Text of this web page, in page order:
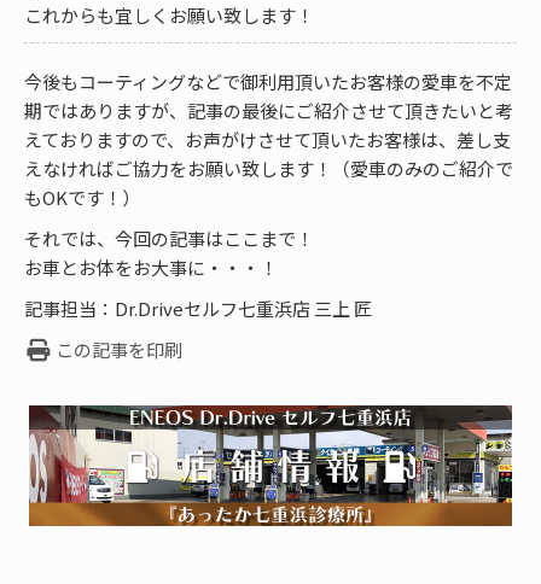
これからも宜しくお願い致します！
今後もコーティングなどで御利用頂いたお客様の愛車を不定
期ではありますが、記事の最後にご紹介させて頂きたいと考
えておりますので、お声がけさせて頂いたお客様は、差し支
えなければご協力をお願い致します！（愛車のみのご紹介で
もOKです！）
それでは、今回の記事はここまで！
お車とお体をお大事に・・・！
記事担当：Dr.Driveセルフ七重浜店 三上 匠
この記事を印刷